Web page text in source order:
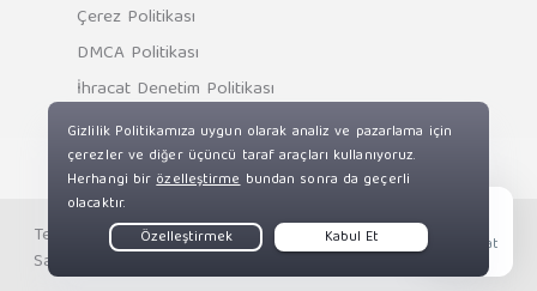
Çerez Politikası
DMCA Politikası
İhracat Denetim Politikası
Telif Hakkı © Private Internet Access, Inc. Tüm Hakları
Saklıdır.
Live Chat